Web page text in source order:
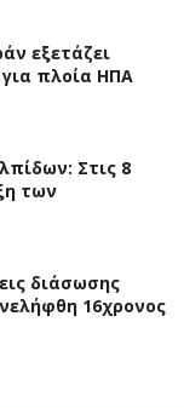
εξετάζει
πλοία ΗΠΑ
Στις 8
των
διάσωσης
16χρονος